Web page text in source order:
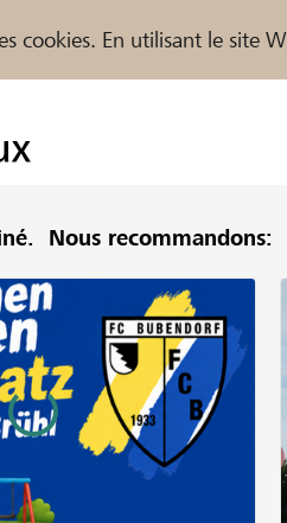
cookies. En utilisant le site
& assistance
des organisations
Nous recommandons: